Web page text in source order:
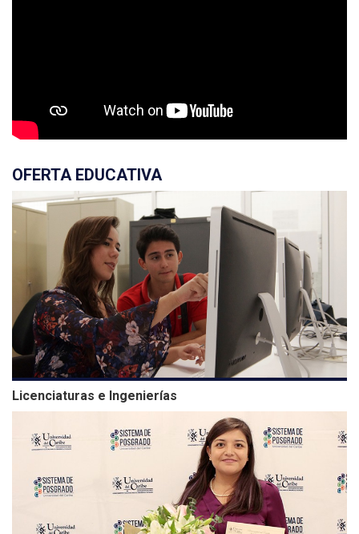
OFERTA EDUCATIVA
Licenciaturas e Ingenierías